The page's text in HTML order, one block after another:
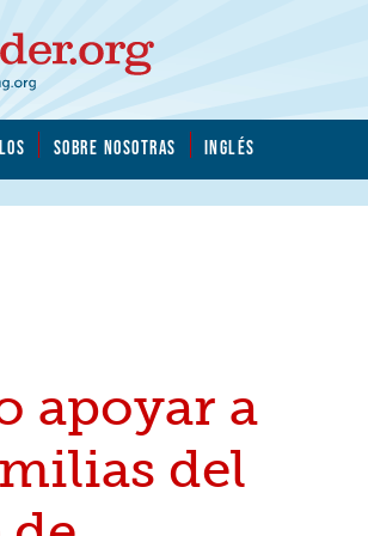
SOBRE NOSOTRAS INGLÉS
apoyar a
del